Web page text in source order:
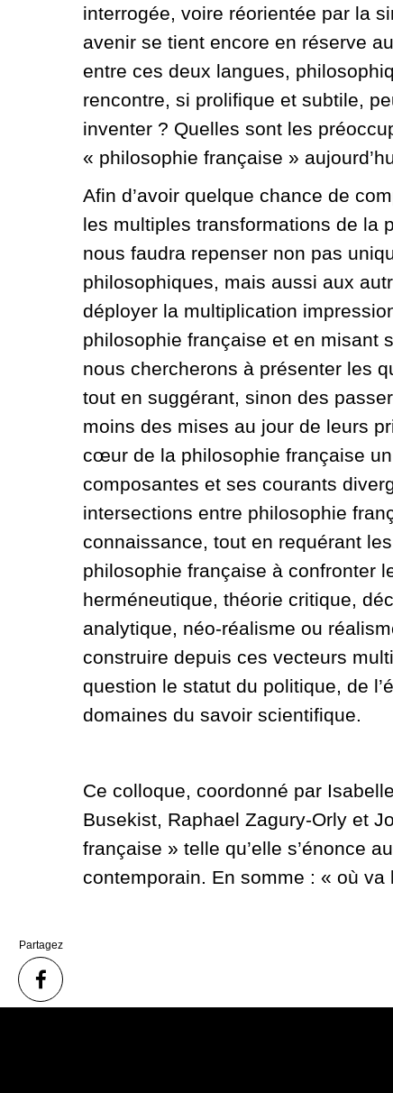
interrogée, voire réorientée par la
avenir se tient encore en réserve
entre ces deux langues,
rencontre, si prolifique et subtile,
inventer ? Quelles sont les
« philosophie française »
Afin d’avoir quelque chance de
les multiples transformations de la
nous faudra repenser non pas
philosophiques, mais aussi aux
déployer la multiplication
philosophie française et en misant
nous chercherons à présenter les
tout en suggérant, sinon des
moins des mises au jour de leurs
cœur de la philosophie française
composantes et ses courants
intersections entre philosophie
connaissance, tout en requérant
philosophie française à confronter
herméneutique, théorie critique,
analytique, néo-réalisme ou
construire depuis ces vecteurs
question le statut du politique, de
domaines du savoir scientifique.
Ce colloque, coordonné par
Busekist, Raphael Zagury-Orly et
française » telle qu’elle s’énonce
contemporain. En somme : « où
Partagez